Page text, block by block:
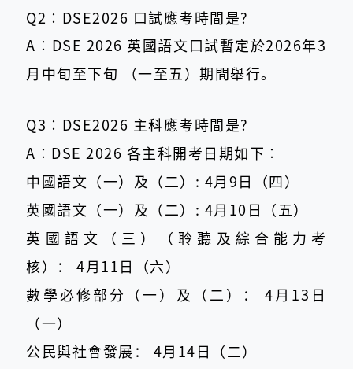
Q2︰DSE2026 口試應考時間是?
A︰DSE 2026 英國語文口試暫定於2026年3
月中旬至下旬 （一至五）期間舉行。
Q3︰DSE2026 主科應考時間是?
A︰DSE 2026 各主科開考日期如下︰
中國語文（一）及（二）: 4月9日（四）
英國語文（一）及（二）: 4月10日（五）
英國語文（三）（聆聽及綜合能力考
核）： 4月11日（六）
數學必修部分（一）及（二）： 4月13日
（一）
公民與社會發展： 4月14日（二）